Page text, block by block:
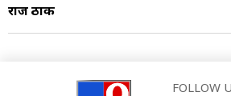
राज ठाक
FOLLOW